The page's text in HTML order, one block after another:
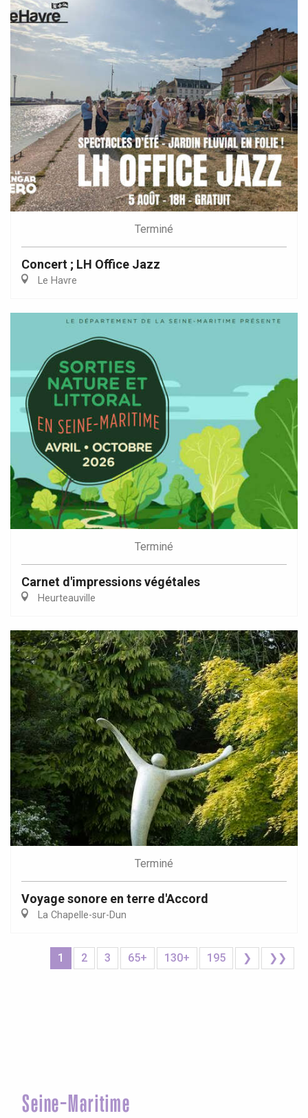
Terminé
Concert ; LH Office Jazz
Le Havre
Terminé
Carnet d'impressions végétales
Heurteauville
Terminé
Voyage sonore en terre d'Accord
La Chapelle-sur-Dun
1 2 3 65+ 130+ 195 ❯ ❯❯
Seine-Maritime